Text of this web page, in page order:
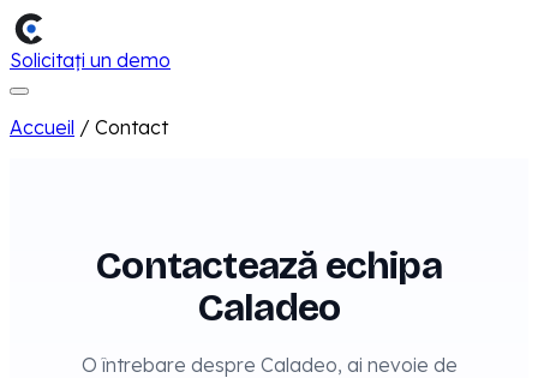
Solicitați un demo
Accueil / Contact
Contactează echipa
Caladeo
O întrebare despre Caladeo, ai nevoie de